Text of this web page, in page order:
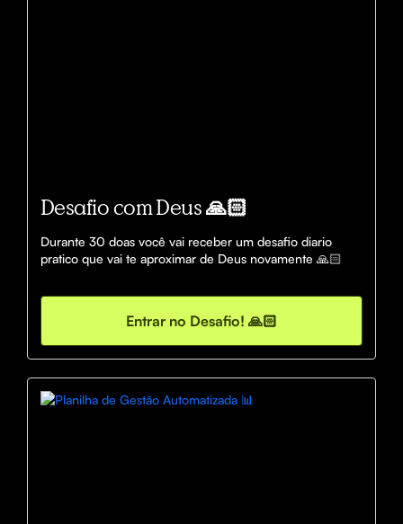
Desafio com Deus 🙏🏻
Durante 30 doas você vai receber um desafio diario
pratico que vai te aproximar de Deus novamente 🙏🏻
Entrar no Desafio! 🙏🏻